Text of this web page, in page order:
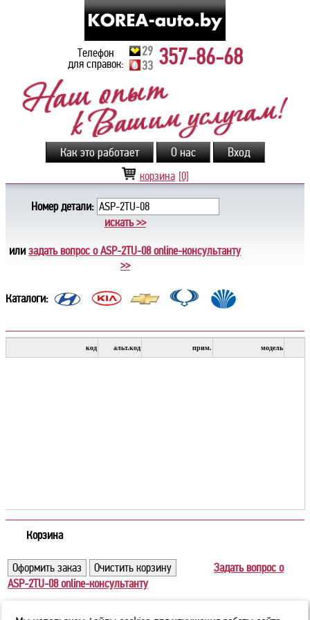
Телефон
для справок:
29 357-86-68
33
корзина [0]
Номер детали:
искать >>
илизадать вопрос о ASP-2TU-08 online-консультанту
>>
Каталоги:
Корзина
Задать вопрос о
ASP-2TU-08 online-консультанту